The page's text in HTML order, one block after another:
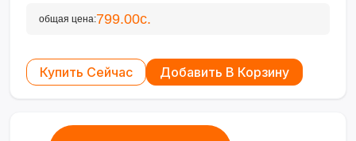
общая цена:799.00с.
Купить Сейчас Добавить В Корзину